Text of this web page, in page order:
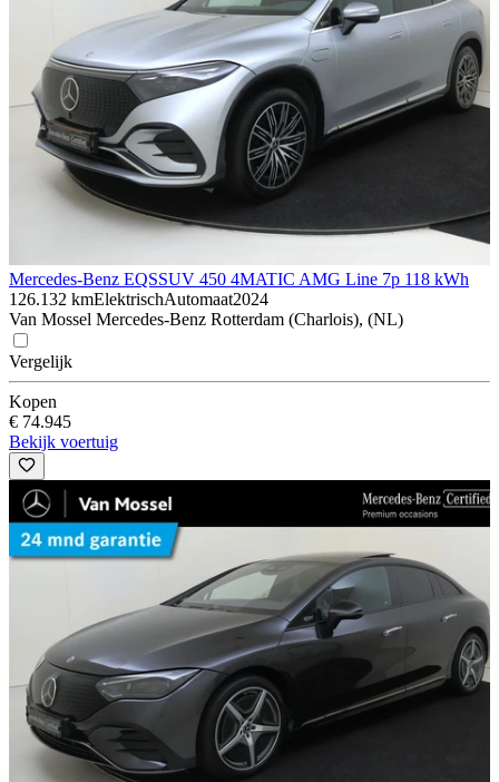
Mercedes-Benz EQSSUV 450 4MATIC AMG Line 7p 118 kWh
126.132 kmElektrischAutomaat2024
Van Mossel Mercedes-Benz Rotterdam (Charlois), (NL)
Vergelijk
Kopen
€ 74.945
Bekijk voertuig